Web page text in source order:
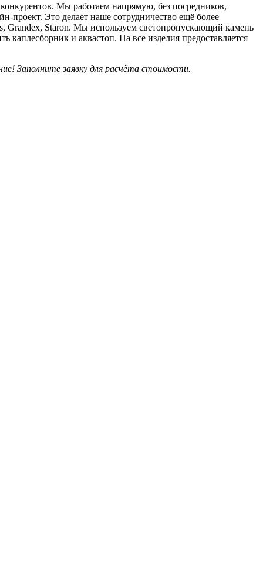
Мы работаем напрямую, без посредников,
проект. Это делает наше сотрудничество ещё более
Staron. Мы используем светопропускающий камень
и аквастоп. На все изделия предоставляется
Заполните заявку для расчёта стоимости.